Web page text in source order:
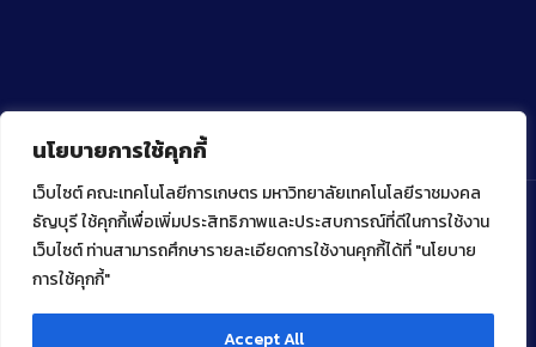
นโยบายการใช้คุกกี้
เว็บไซต์ คณะเทคโนโลยีการเกษตร มหาวิทยาลัยเทคโนโลยีราชมงคล
ธัญบุรี ใช้คุกกี้เพื่อเพิ่มประสิทธิภาพและประสบการณ์ที่ดีในการใช้งาน
เว็บไซต์ ท่านสามารถศึกษารายละเอียดการใช้งานคุกกี้ได้ที่ "นโยบาย
การใช้คุกกี้"
Accept All
Copyright ⓒ 2022 คณะเทคโนโลยีการเกษตร มหาวิทยาลัย